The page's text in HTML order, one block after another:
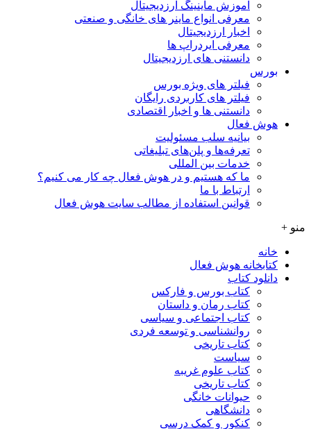
آموزش ماینینگ ارزدیجیتال
معرفی انواع ماینر های خانگی و صنعتی
اخبار ارزدیجیتال
معرفی ایردراپ ها
دانستنی های ارزدیجیتال
بورس
فیلتر های ویژه بورس
فیلتر های کاربردی رایگان
دانستنی ها و اخبار اقتصادی
هوش فعال
بیانیه سلب مسئولیت
تعرفه‌ها و پلن‌های تبلیغاتی
خدمات بین المللی
ما که هستیم و در هوش فعال چه کار می کنیم؟
ارتباط با ما
قوانین استفاده از مطالب سایت هوش فعال
منو +
خانه
کتابخانه هوش فعال
دانلود کتاب
کتاب بورس و فارکس
کتاب رمان و داستان
کتاب اجتماعی و سیاسی
روانشناسی و توسعه فردی
کتاب تاریخی
سیاست
کتاب علوم غریبه
کتاب تاریخی
حیوانات خانگی
دانشگاهی
کنکور و کمک‌ درسی